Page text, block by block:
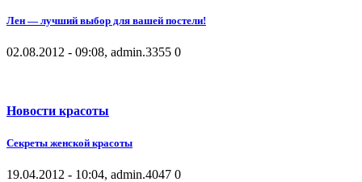
Лен — лучший выбор для вашей постели!
02.08.2012 - 09:08, admin.3355 0
Новости красоты
Секреты женской красоты
19.04.2012 - 10:04, admin.4047 0